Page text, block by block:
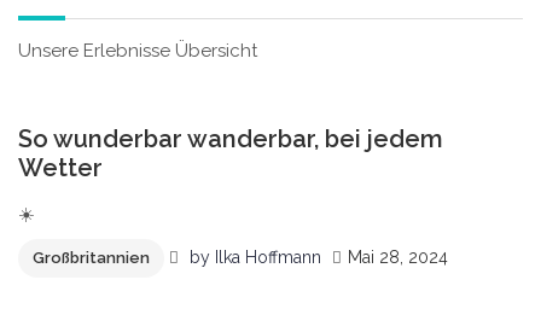
Unsere Erlebnisse Übersicht
So wunderbar wanderbar, bei jedem
Wetter
☀️
Großbritannien by Ilka Hoffmann Mai 28, 2024